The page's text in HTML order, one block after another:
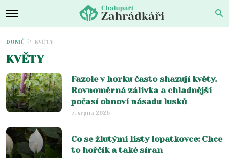
DOMŮ KVĚTY
KVĚTY
Fazole v horku často shazují květy.
Rovnoměrná zálivka a chladnější
počasí obnoví násadu lusků
7. srpna 2026
Co se žlutými listy lopatkovce: Chce
to hořčík a také síran